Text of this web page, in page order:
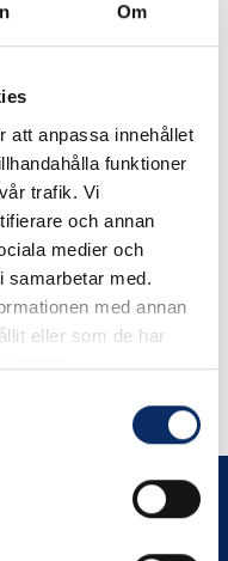
Om
att anpassa innehållet
funktioner
trafik. Vi
och annan
medier och
samarbetar med.
med annan
eller som de har
tjänster.
2 st
47kr